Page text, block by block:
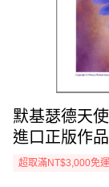
默基瑟德天
進口正版作品
超取滿NT$3,000免運